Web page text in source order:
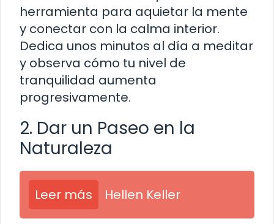
herramienta para aquietar la mente
y conectar con la calma interior.
Dedica unos minutos al día a meditar
y observa cómo tu nivel de
tranquilidad aumenta
progresivamente.
2. Dar un Paseo en la
Naturaleza
Leer más Hellen Keller